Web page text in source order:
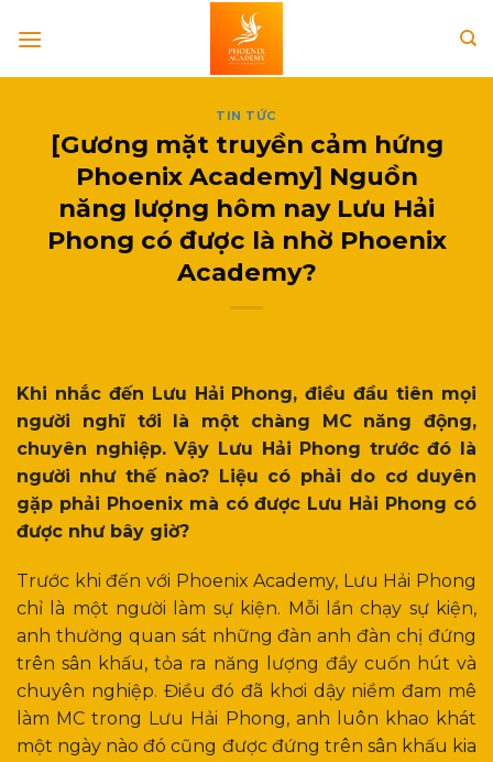
TIN TỨC
[Gương mặt truyền cảm hứng
Phoenix Academy] Nguồn
năng lượng hôm nay Lưu Hải
Phong có được là nhờ Phoenix
Academy?
Khi nhắc đến Lưu Hải Phong, điều đầu tiên mọi
người nghĩ tới là một chàng MC năng động,
chuyên nghiệp. Vậy Lưu Hải Phong trước đó là
người như thế nào? Liệu có phải do cơ duyên
gặp phải Phoenix mà có được Lưu Hải Phong có
được như bây giờ?
Trước khi đến với Phoenix Academy, Lưu Hải Phong
chỉ là một người làm sự kiện. Mỗi lần chạy sự kiện,
anh thường quan sát những đàn anh đàn chị đứng
trên sân khấu, tỏa ra năng lượng đầy cuốn hút và
chuyên nghiệp. Điều đó đã khơi dậy niềm đam mê
làm MC trong Lưu Hải Phong, anh luôn khao khát
một ngày nào đó cũng được đứng trên sân khấu kia